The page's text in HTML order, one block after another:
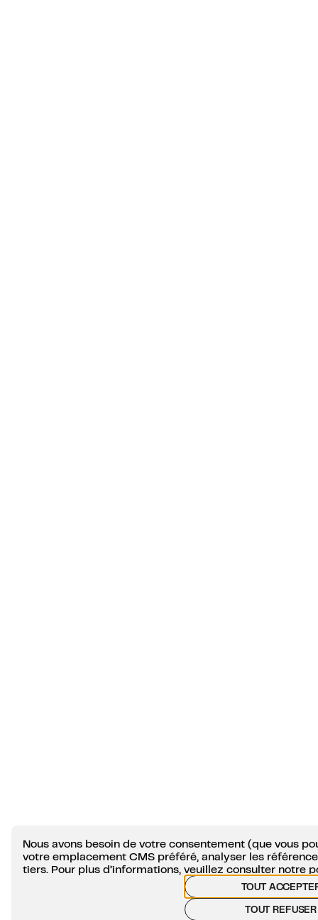
Nous avons besoin de votre consentement (que vous
votre emplacement CMS préféré, analyser les
tiers. Pour plus d’informations, veuillez consulter notre
TOUT
TOUT REFUSER